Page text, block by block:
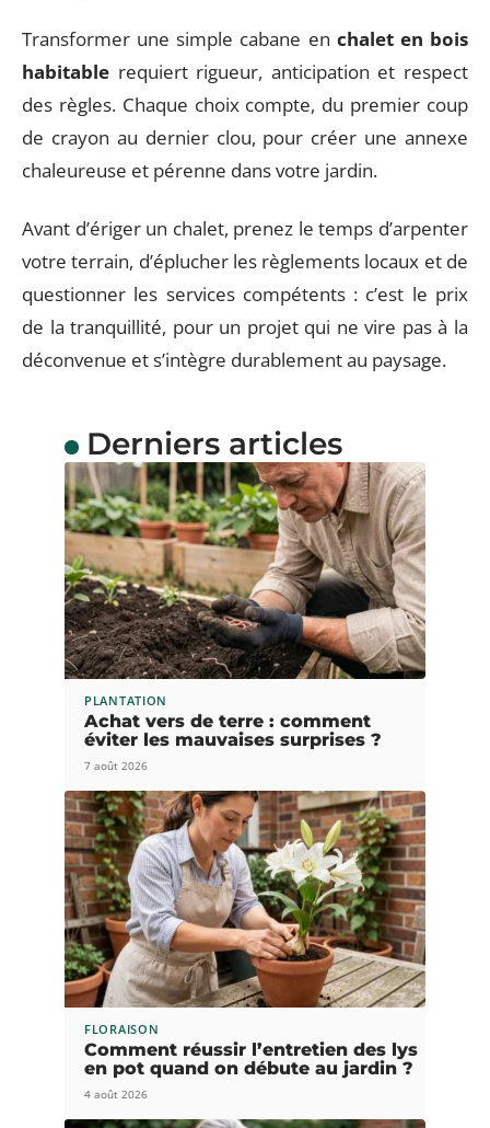
Transformer une simple cabane en chalet en bois
habitable requiert rigueur, anticipation et respect
des règles. Chaque choix compte, du premier coup
de crayon au dernier clou, pour créer une annexe
chaleureuse et pérenne dans votre jardin.
Avant d’ériger un chalet, prenez le temps d’arpenter
votre terrain, d’éplucher les règlements locaux et de
questionner les services compétents : c’est le prix
de la tranquillité, pour un projet qui ne vire pas à la
déconvenue et s’intègre durablement au paysage.
Derniers articles
PLANTATION
Achat vers de terre : comment
éviter les mauvaises surprises ?
7 août 2026
FLORAISON
Comment réussir l’entretien des lys
en pot quand on débute au jardin ?
4 août 2026